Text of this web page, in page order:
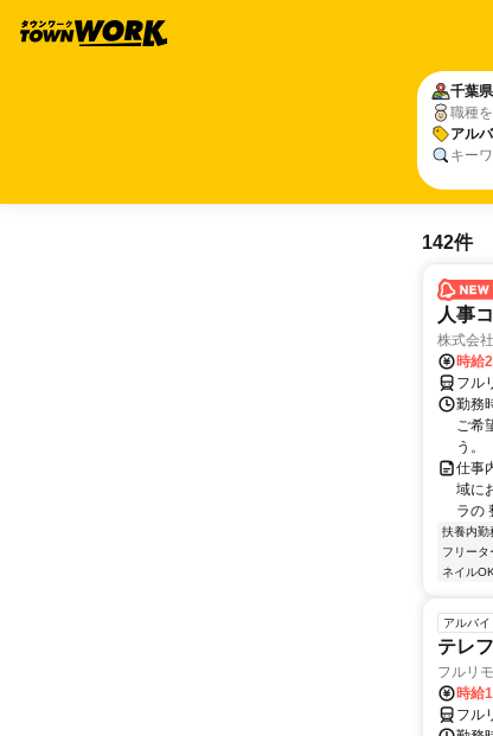
千葉県
職種
アル
キー
142件
人事
株式会
時給
フル
勤務
ご希
う。
仕事
域に
ラの
扶養内勤
フリータ
ネイルOK
アルバイ
テレ
フルリ
時給
フル